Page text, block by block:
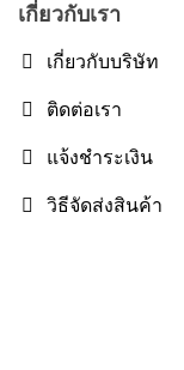
เกี่ยวกับเรา
เกี่ยวกับบริษัท
ติดต่อเรา
แจ้งชำระเงิน
วิธีจัดส่งสินค้า